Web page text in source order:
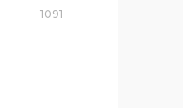
1091